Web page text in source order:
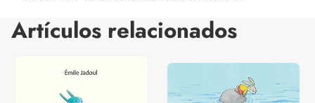
Artículos relacionados